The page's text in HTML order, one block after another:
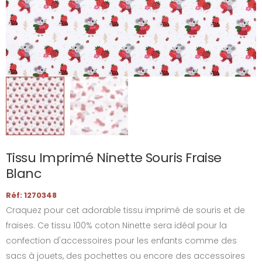
Tissu Imprimé Ninette Souris Fraise
Blanc
Réf: 1270348
Craquez pour cet adorable tissu imprimé de souris et de
fraises. Ce tissu 100% coton Ninette sera idéal pour la
confection d'accessoires pour les enfants comme des
sacs à jouets, des pochettes ou encore des accessoires